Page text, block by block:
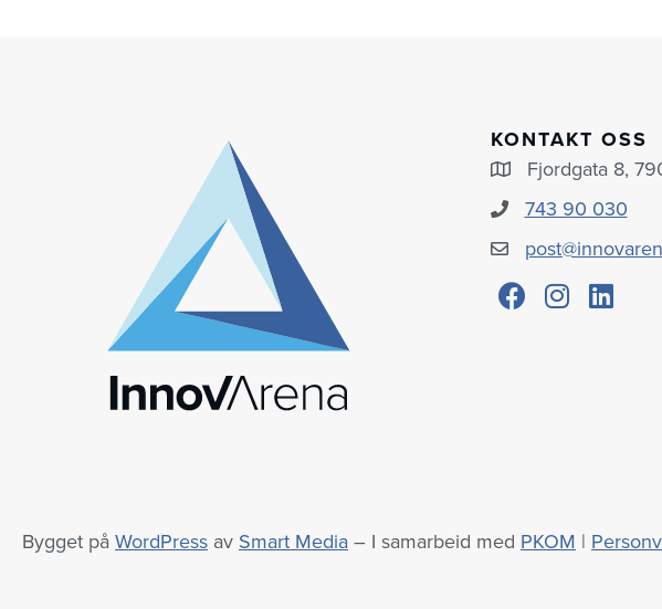
KONTAKT OSS
Fjordgata 8,
743 90 030
Bygget på WordPress av Smart Media – I samarbeid med PKOM |